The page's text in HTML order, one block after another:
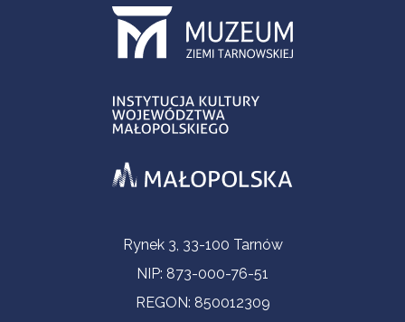
Informacje kontaktoweRynek 3, 33-100 Tarnów
NIP: 873-000-76-51
REGON: 850012309